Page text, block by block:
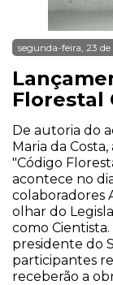
segunda-feira, 23
Florestal
De autoria do
Maria da
"Código
acontece no
colaboradores
olhar do
como
presidente do
participantes
receberão a